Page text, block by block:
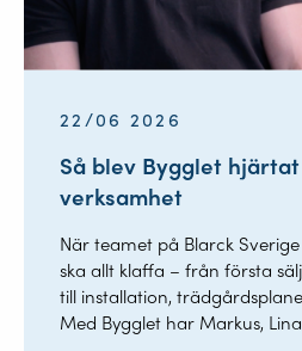
22/06 2026
Så blev Bygglet
verksamhet
När teamet på Blarck
ska allt klaffa – från första
till installation,
Med Bygglet har Markus,